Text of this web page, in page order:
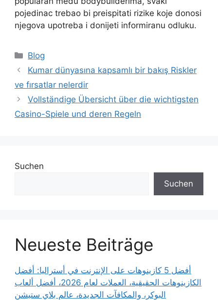
pojedinac trebao bi preispitati rizike koje donosi
njegova upotreba i donijeti informiranu odluku.
Blog
Kumar dünyasına kapsamlı bir bakış Riskler
ve fırsatlar nelerdir
Vollständige Übersicht über die wichtigsten
Casino-Spiele und deren Regeln
Suchen
Suchen
Neueste Beiträge
أفضل 5 كازينوهات على الإنترنت في أستراليا: أفضل
الكازينوهات الحقيقية، العملات لعام 2026، أفضل ألعاب
البوكر، والمكافآت الجديدة، عالم بلاي ستيشن